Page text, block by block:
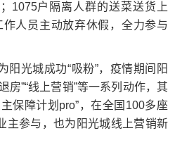
1075户隔离人群的送菜送货上
人员主动放弃休假，全力参与
光城成功“吸粉”，疫情期间阳
房”“线上营销”等一系列动作，其
保障计划pro”，在全国100多座
主参与，也为阳光城线上营销新